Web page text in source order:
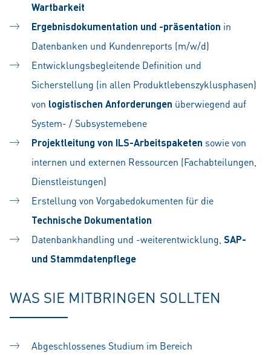
Wartbarkeit
Ergebnisdokumentation und -präsentation in
Datenbanken und Kundenreports (m/w/d)
Entwicklungsbegleitende Definition und
Sicherstellung (in allen Produktlebenszyklusphasen)
von logistischen Anforderungen überwiegend auf
System- / Subsystemebene
Projektleitung von ILS-Arbeitspaketen sowie von
internen und externen Ressourcen (Fachabteilungen,
Dienstleistungen)
Erstellung von Vorgabedokumenten für die
Technische Dokumentation
Datenbankhandling und -weiterentwicklung, SAP-
und Stammdatenpflege
WAS SIE MITBRINGEN SOLLTEN
Abgeschlossenes Studium im Bereich